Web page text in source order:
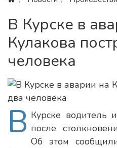
В Курске в
Кулакова
человека
В Курске водитель
после
Об этом